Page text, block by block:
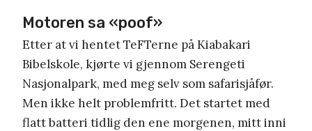
Motoren sa «poof»
Etter at vi hentet TeFTerne på Kiabakari
Bibelskole, kjørte vi gjennom Serengeti
Nasjonalpark, med meg selv som safarisjåfør.
Men ikke helt problemfritt. Det startet med
flatt batteri tidlig den ene morgenen, mitt inni